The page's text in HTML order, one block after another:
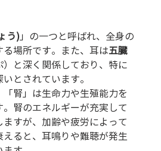
う) 」の一つと呼ばれ、全身の
る場所です。また、耳は五臓
）と深く関係しており、特に
とされています。
「腎」は生命力や生殖能力を
。腎のエネルギーが充実して
ますが、加齢や疲労によって
えると、耳鳴りや難聴が発生